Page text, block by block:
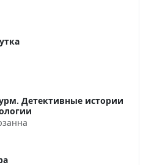
Детективные истории